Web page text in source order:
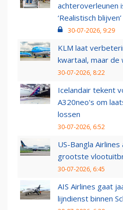
achteroverleunen
‘Realistisch blijven’
30-07-2026, 9:29
KLM laat
kwartaal, maar de
30-07-2026, 8:22
Icelandair tekent
A320neo's om
lossen
30-07-2026, 6:52
US-Bangla
grootste
30-07-2026, 6:45
AIS Airlines gaat
lijndienst binnen